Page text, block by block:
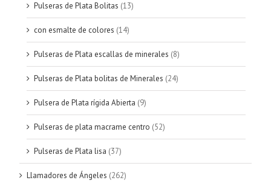
Pulseras de Plata Bolitas (13)
con esmalte de colores (14)
Pulseras de Plata escallas de minerales (8)
Pulseras de Plata bolitas de Minerales (24)
Pulsera de Plata rígida Abierta (9)
Pulseras de plata macrame centro (52)
Pulseras de Plata lisa (37)
Llamadores de Ángeles (262)